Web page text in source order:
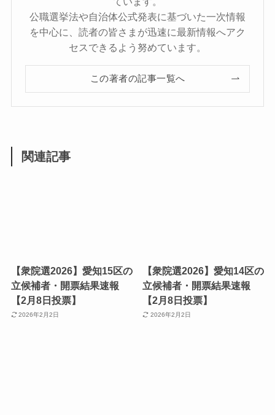
公職選挙法や自治体公式発表に基づいた一次情報
を中心に、読者の皆さまが迅速に最新情報へアク
セスできるよう努めています。
この著者の記事一覧へ
関連記事
【衆院選2026】愛知15区の
立候補者・開票結果速報
【2月8日投票】
2026年2月2日
【衆院選2026】愛知14区の
立候補者・開票結果速報
【2月8日投票】
2026年2月2日